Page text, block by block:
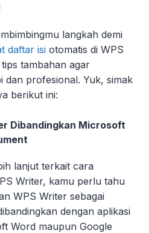
langkah demi
daftar isi otomatis di WPS
tambahan agar
dan profesional. Yuk, simak
berikut ini:
Dibandingkan Microsoft
lanjut terkait cara
Writer, kamu perlu tahu
WPS Writer sebagai
dengan aplikasi
Word maupun Google